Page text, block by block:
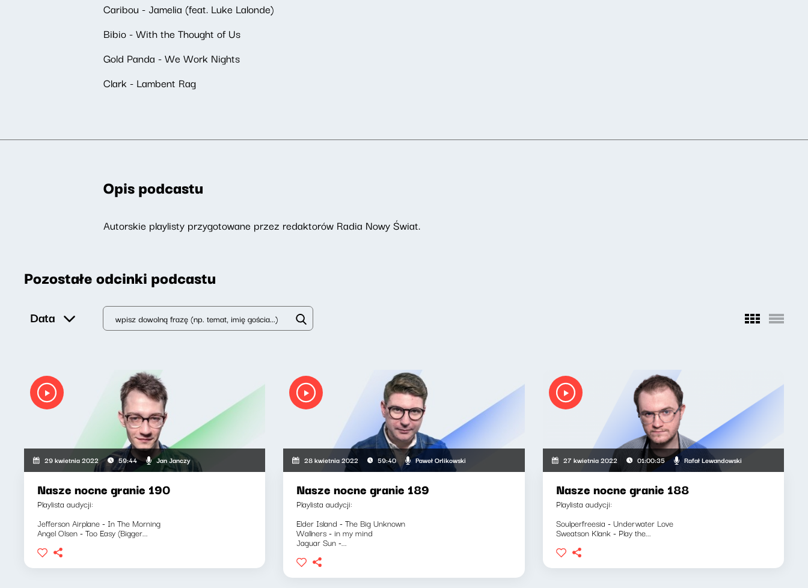
Caribou - Jamelia (feat. Luke Lalonde)
Bibio - With the Thought of Us
Gold Panda - We Work Nights
Clark - Lambent Rag
Opis podcastu
Autorskie playlisty przygotowane przez redaktorów Radia Nowy Świat.
Pozostałe odcinki podcastu
Data
29 kwietnia 2022 59:44 Jan Janczy
Nasze nocne granie 190
Playlista audycji:
Jefferson Airplane - In The Morning
Angel Olsen - Too Easy (Bigger...
28 kwietnia 2022 59:40 Paweł Orlikowski
Nasze nocne granie 189
Playlista audycji:
Elder Island - The Big Unknown
Wallners - in my mind
Jaguar Sun -...
27 kwietnia 2022 01:00:35 Rafał Lewandowski
Nasze nocne granie 188
Playlista audycji:
Soulperfreesia - Underwater Love
Sweatson Klank - Play the...